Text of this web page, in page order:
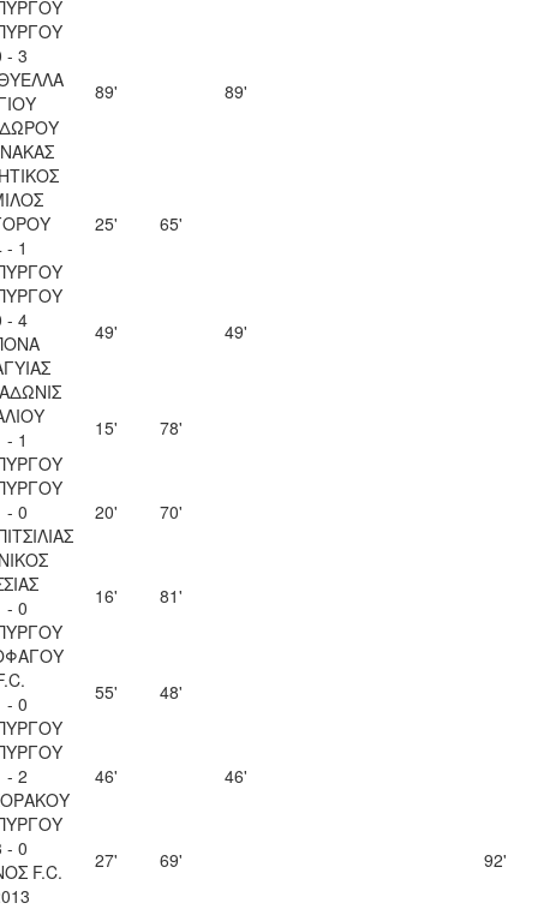
- 3
89' 89'
- 1
25' 65'
- 4
49' 49'
- 1
15' 78'
- 0
20'
70'
- 0
16' 81'
- 0
55' 48'
- 2
46'
46'
- 0
F.C.
27' 69' 92'